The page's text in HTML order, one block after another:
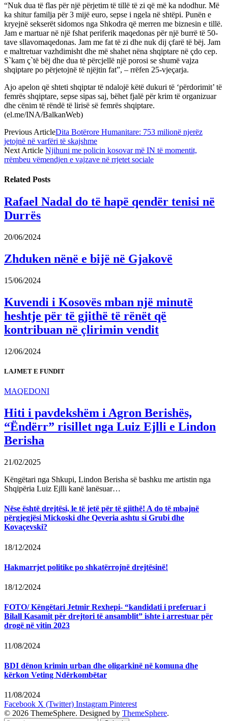
“Nuk dua të flas për një përjetim të tillë të zi që më ka ndodhur. Më
ka shitur familja për 3 mijë euro, sepse i ngela në shtëpi. Punën e
kryejnë sekserët sidomos nga Shkodra që merren me biznesin e tillë.
Jam e martuar në një fshat periferik maqedonas për një burrë të 50-
tave sllavomaqedonas. Jam me fat të zi dhe nuk dij çfarë të bëj. Jam
e maltretuar vazhdimisht dhe më shahet nëna shqiptare në çdo cep.
S`kam ç`të bëj dhe dua të përcjellë një porosi se shumë vajza
shqiptare po përjetojnë të njëjtin fat”, – rrëfen 25-vjeçarja.
Ajo apelon që shteti shqiptar të ndalojë këtë dukuri të ‘përdorimit’ të
femrës shqiptare, sepse sipas saj, bëhet fjalë për krim të organizuar
dhe cënim të rëndë të lirisë së femrës shqiptare.
(el.me/INA/BalkanWeb)
Previous ArticleDita Botërore Humanitare: 753 milionë njerëz
jetojnë në varfëri të skajshme
Next Article Njihuni me policin kosovar më IN të momentit,
rrëmbeu vëmendjen e vajzave në rrjetet sociale
Related Posts
Rafael Nadal do të hapë qendër tenisi në
Durrës
20/06/2024
Zhduken nënë e bijë në Gjakovë
15/06/2024
Kuvendi i Kosovës mban një minutë
heshtje për të gjithë të rënët që
kontribuan në çlirimin vendit
12/06/2024
LAJMET E FUNDIT
MAQEDONI
Hiti i pavdekshëm i Agron Berishës,
“Ëndërr” risillet nga Luiz Ejlli e Lindon
Berisha
21/02/2025
Këngëtari nga Shkupi, Lindon Berisha së bashku me artistin nga
Shqipëria Luiz Ejlli kanë lanësuar…
Nëse është drejtësi, le të jetë për të gjithë! A do të mbajnë
përgjegjësi Mickoski dhe Qeveria ashtu si Grubi dhe
Kovaçevski?
18/12/2024
Hakmarrjet politike po shkatërrojnë drejtësinë!
18/12/2024
FOTO/ Këngëtari Jetmir Rexhepi- “kandidati i preferuar i
Bilall Kasamit për drejtori të ansamblit” ishte i arrestuar për
drogë në vitin 2023
11/08/2024
BDI dënon krimin urban dhe oligarkinë në komuna dhe
kërkon Veting Ndërkombëtar
11/08/2024
Facebook X (Twitter) Instagram Pinterest
© 2026 ThemeSphere. Designed by ThemeSphere.